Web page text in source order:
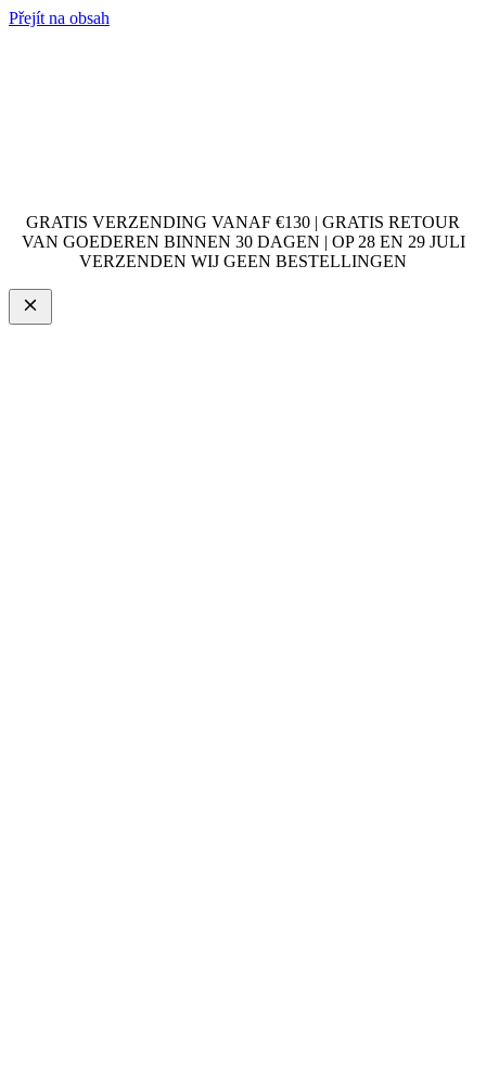
Přejít na obsah
GRATIS VERZENDING VANAF €130 | GRATIS RETOUR
VAN GOEDEREN BINNEN 30 DAGEN | OP 28 EN 29 JULI
VERZENDEN WIJ GEEN BESTELLINGEN